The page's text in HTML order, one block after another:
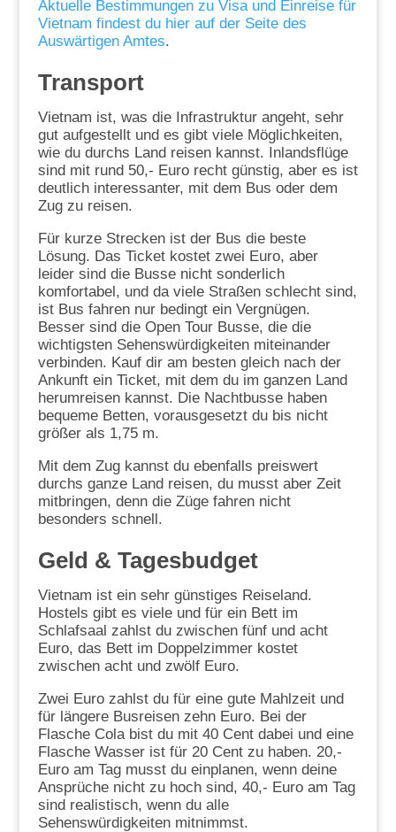
Aktuelle Bestimmungen zu Visa und Einreise für
Vietnam findest du hier auf der Seite des
Auswärtigen Amtes.
Transport
Vietnam ist, was die Infrastruktur angeht, sehr
gut aufgestellt und es gibt viele Möglichkeiten,
wie du durchs Land reisen kannst. Inlandsflüge
sind mit rund 50,- Euro recht günstig, aber es ist
deutlich interessanter, mit dem Bus oder dem
Zug zu reisen.
Für kurze Strecken ist der Bus die beste
Lösung. Das Ticket kostet zwei Euro, aber
leider sind die Busse nicht sonderlich
komfortabel, und da viele Straßen schlecht sind,
ist Bus fahren nur bedingt ein Vergnügen.
Besser sind die Open Tour Busse, die die
wichtigsten Sehenswürdigkeiten miteinander
verbinden. Kauf dir am besten gleich nach der
Ankunft ein Ticket, mit dem du im ganzen Land
herumreisen kannst. Die Nachtbusse haben
bequeme Betten, vorausgesetzt du bis nicht
größer als 1,75 m.
Mit dem Zug kannst du ebenfalls preiswert
durchs ganze Land reisen, du musst aber Zeit
mitbringen, denn die Züge fahren nicht
besonders schnell.
Geld & Tagesbudget
Vietnam ist ein sehr günstiges Reiseland.
Hostels gibt es viele und für ein Bett im
Schlafsaal zahlst du zwischen fünf und acht
Euro, das Bett im Doppelzimmer kostet
zwischen acht und zwölf Euro.
Zwei Euro zahlst du für eine gute Mahlzeit und
für längere Busreisen zehn Euro. Bei der
Flasche Cola bist du mit 40 Cent dabei und eine
Flasche Wasser ist für 20 Cent zu haben. 20,-
Euro am Tag musst du einplanen, wenn deine
Ansprüche nicht zu hoch sind, 40,- Euro am Tag
sind realistisch, wenn du alle
Sehenswürdigkeiten mitnimmst.